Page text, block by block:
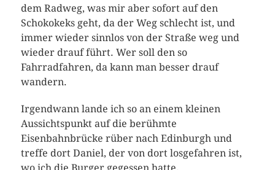
dem Radweg, was mir aber sofort auf den
Schokokeks geht, da der Weg schlecht ist, und
immer wieder sinnlos von der Straße weg und
wieder drauf führt. Wer soll den so
Fahrradfahren, da kann man besser drauf
wandern.
Irgendwann lande ich so an einem kleinen
Aussichtspunkt auf die berühmte
Eisenbahnbrücke rüber nach Edinburgh und
treffe dort Daniel, der von dort losgefahren ist,